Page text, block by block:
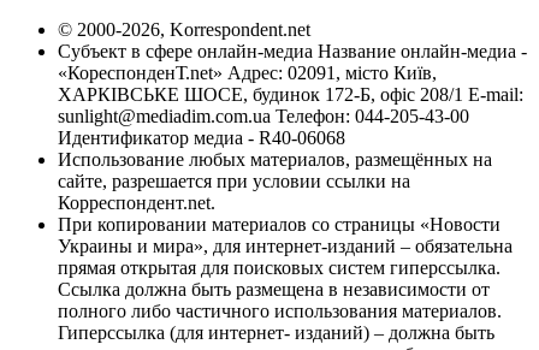
© 2000-2026, Korrespondent.net
Субъект в сфере онлайн-медиа Название онлайн-медиа -
«КореспонденТ.net» Адрес: 02091, місто Київ,
ХАРКІВСЬКЕ ШОСЕ, будинок 172-Б, офіс 208/1 E-mail:
sunlight@mediadim.com.ua Телефон: 044-205-43-00
Идентификатор медиа - R40-06068
Использование любых материалов, размещённых на
сайте, разрешается при условии ссылки на
Корреспондент.net.
При копировании материалов со страницы «Новости
Украины и мира», для интернет-изданий – обязательна
прямая открытая для поисковых систем гиперссылка.
Ссылка должна быть размещена в независимости от
полного либо частичного использования материалов.
Гиперссылка (для интернет- изданий) – должна быть